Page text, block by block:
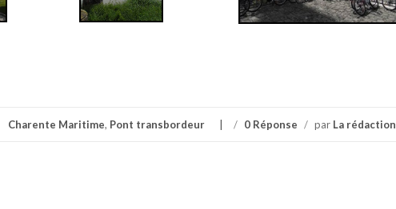
Charente Maritime, Pont transbordeur / 0 Réponse / par La rédaction